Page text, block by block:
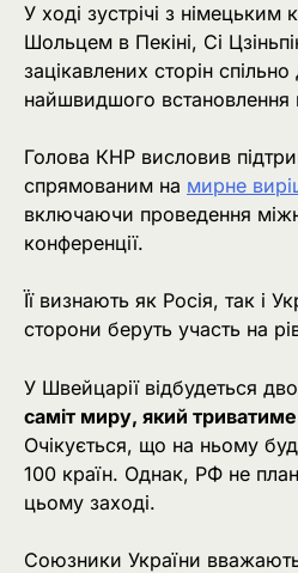
У ході зустрічі з
Шольцем в Пекіні, Сі
зацікавлених сторін
найшвидшого встановлення
Голова КНР висловив
спрямованим на мирне
включаючи проведення
конференції.
Її визнають як Росія, так і
сторони беруть участь на
У Швейцарії відбудеться
саміт миру, який
Очікується, що на ньому
100 країн. Однак, РФ не
цьому заході.
Союзники України